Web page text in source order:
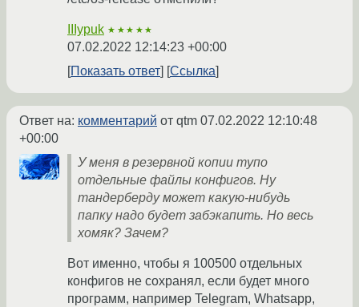
IIIypuk ★★★★★
07.02.2022 12:14:23 +00:00
Показать ответ
Ссылка
Ответ на: комментарий от qtm 07.02.2022 12:10:48
+00:00
У меня в резервной копии тупо
отдельные файлы конфигов. Ну
тандерберду может какую-нибудь
папку надо будет забэкапить. Но весь
хомяк? Зачем?
Вот именно, чтобы я 100500 отдельных
конфигов не сохранял, если будет много
программ, например Telegram, Whatsapp,